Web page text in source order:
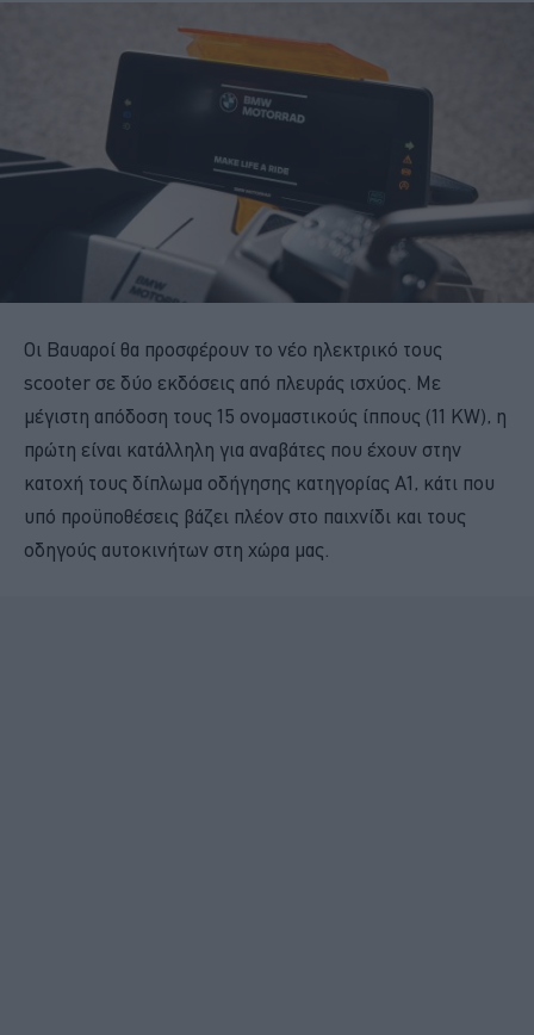
Οι Βαυαροί θα προσφέρουν το νέο ηλεκτρικό τους
scooter σε δύο εκδόσεις από πλευράς ισχύος. Με
μέγιστη απόδοση τους 15 ονομαστικούς ίππους (11 ΚW), η
πρώτη είναι κατάλληλη για αναβάτες που έχουν στην
κατοχή τους δίπλωμα οδήγησης κατηγορίας Α1, κάτι που
υπό προϋποθέσεις βάζει πλέον στο παιχνίδι και τους
οδηγούς αυτοκινήτων στη χώρα μας.